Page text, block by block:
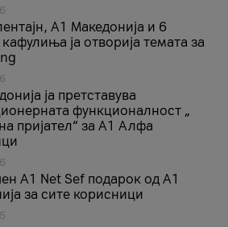
A1 Македонија и 6
ја отворија темата за
ја претставува
функционалност „
пријател“ за А1 Алфа
A1 Net Sеf подарок од А1
за сите корисници